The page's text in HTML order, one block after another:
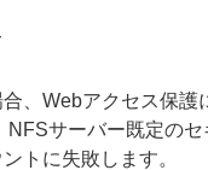
、Webアクセス保
NFSサーバー既定の
トに失敗します。